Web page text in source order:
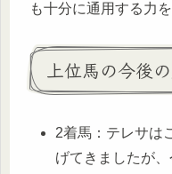
も十分に通用する力
上位馬の今後
2着馬：テレサは
げてきましたが